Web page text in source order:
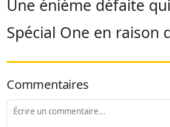
Une énième défaite
Spécial One en raison
Commentaires